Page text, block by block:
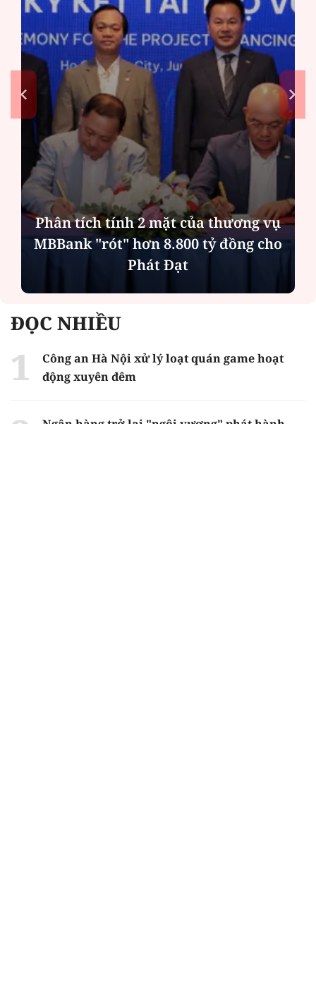
Phân tích tính 2 mặt của thương vụ
MBBank "rót" hơn 8.800 tỷ đồng cho
Phát Đạt
ĐỌC NHIỀU
Công an Hà Nội xử lý loạt quán game hoạt
động xuyên đêm
Ngân hàng trở lại "ngôi vương" phát hành